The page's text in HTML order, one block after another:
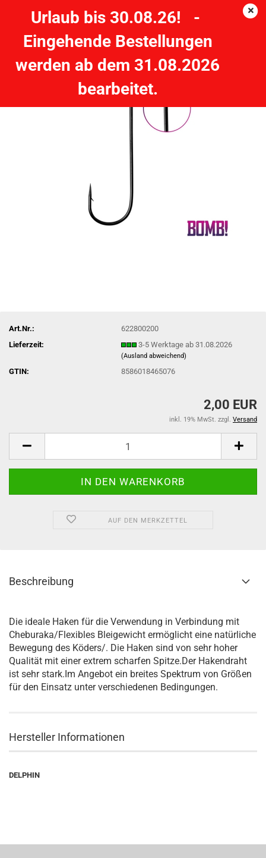
Urlaub bis 30.08.26! -
Eingehende Bestellungen
werden ab dem 31.08.2026
bearbeitet.
Einzelhaken BOMB! Cheburashka Big Eye / 5Stück - #1/0
Art.Nr.:
622800200
Lieferzeit:
3-5 Werktage ab 31.08.2026
(Ausland abweichend)
GTIN: 8586018465076
2,00 EUR
inkl. 19% MwSt. zzgl. Versand
AUF DEN MERKZETTEL
Beschreibung
Die ideale Haken für die Verwendung in Verbindung mit
Cheburaka/Flexibles Bleigewicht ermöglicht eine natürliche
Bewegung des Köders/. Die Haken sind von sehr hoher
Qualität mit einer extrem scharfen Spitze.Der Hakendraht
ist sehr stark.Im Angebot ein breites Spektrum von Größen
für den Einsatz unter verschiedenen Bedingungen.
Hersteller Informationen
DELPHIN